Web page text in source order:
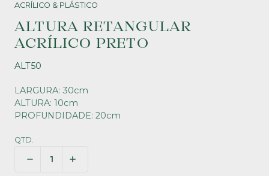
ACRÍLICO & PLÁSTICO
ALTURA RETANGULAR
ACRÍLICO PRETO
ALT50
LARGURA: 30cm
ALTURA: 10cm
PROFUNDIDADE: 20cm
QTD.